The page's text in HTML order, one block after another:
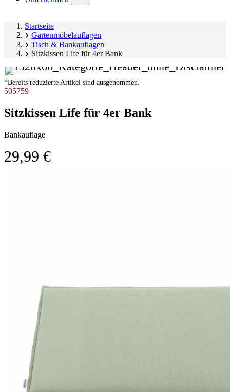
submenu)
Startseite
Gartenmöbelauflagen
Tisch & Bankauflagen
Sitzkissen Life für 4er Bank
*Bereits reduzierte Artikel sind ausgenommen.
505759
Sitzkissen Life für 4er Bank
Bankauflage
29,99 €